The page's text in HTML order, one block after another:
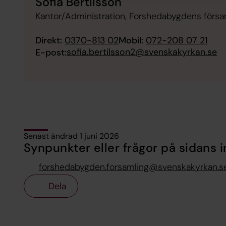
Kantor/Administration, Forshedabygdens
Direkt: 0370-813 02Mobil: 072-208 07 21
E-post:sofia.bertilsson2@svenskakyrkan.se
Senast ändrad 1 juni 2026
Synpunkter eller frågor på sidans
Dela